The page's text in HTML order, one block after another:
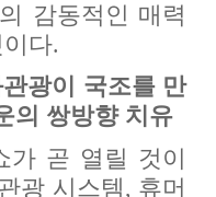
감동적인 매력
다.
광이 국조를 만
의 쌍방향 치유
곧 열릴 것이
광 시스템, 휴머